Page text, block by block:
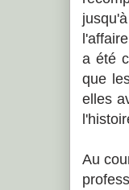
a été
que
elles
Au